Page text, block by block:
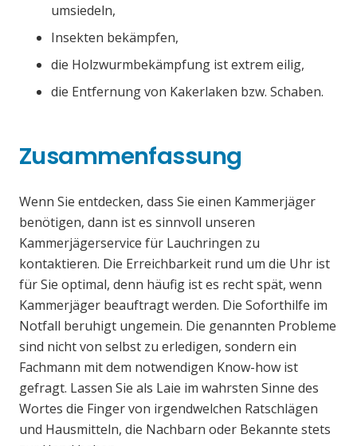
umsiedeln,
Insekten bekämpfen,
die Holzwurmbekämpfung ist extrem eilig,
die Entfernung von Kakerlaken bzw. Schaben.
Zusammenfassung
Wenn Sie entdecken, dass Sie einen Kammerjäger
benötigen, dann ist es sinnvoll unseren
Kammerjägerservice für Lauchringen zu
kontaktieren. Die Erreichbarkeit rund um die Uhr ist
für Sie optimal, denn häufig ist es recht spät, wenn
Kammerjäger beauftragt werden. Die Soforthilfe im
Notfall beruhigt ungemein. Die genannten Probleme
sind nicht von selbst zu erledigen, sondern ein
Fachmann mit dem notwendigen Know-how ist
gefragt. Lassen Sie als Laie im wahrsten Sinne des
Wortes die Finger von irgendwelchen Ratschlägen
und Hausmitteln, die Nachbarn oder Bekannte stets